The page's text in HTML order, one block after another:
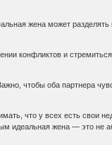
жена может разделять
конфликтов и
чтобы оба партнера
что у всех есть свои
идеальная жена — это не